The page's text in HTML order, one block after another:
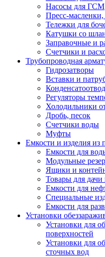
Насосы для ГСМ
Пресс-
Тележки для
Катушки со
Заправочные и
Счетчики и
Трубопроводная
Гидрозатворы
Вставки и
Регуляторы
Холодильники
Дробь, песок
Счетчики воды
Муфты
Емкости и изделия из
Емкости для
Модульные
Ящики и
Товары для дачи
Емкости для
Специальные
Емкости для
Установки
Установки для
поверхностей
Установки для
сточных вод